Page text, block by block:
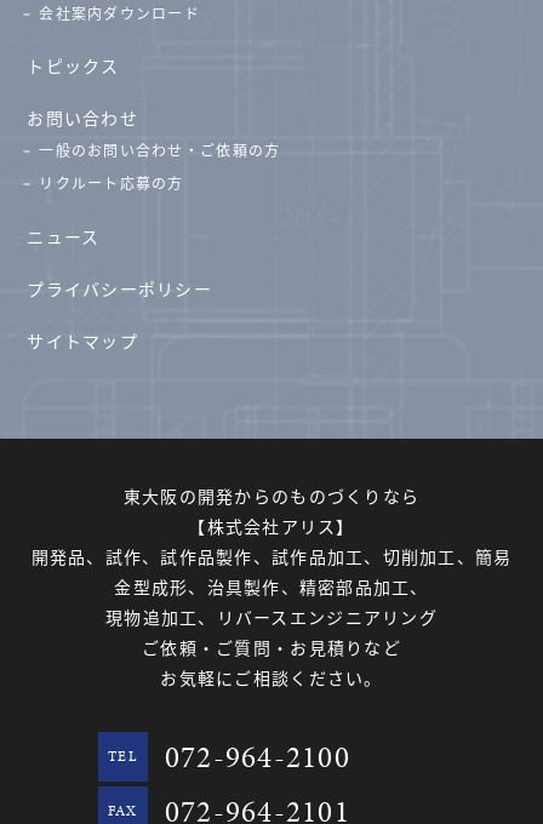
会社案内ダウンロード
トピックス
お問い合わせ
一般のお問い合わせ・ご依頼の方
リクルート応募の方
ニュース
プライバシーポリシー
サイトマップ
東大阪の開発からのものづくりなら
【株式会社アリス】
開発品、試作、試作品製作、試作品加工、切削加工、簡易
金型成形、治具製作、精密部品加工、
現物追加工、リバースエンジニアリング
ご依頼・ご質問・お見積りなど
お気軽にご相談ください。
TEL 072-964-2100
FAX 072-964-2101